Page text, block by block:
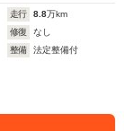
走行 8.8万km
修復
なし
整備
法定整備付